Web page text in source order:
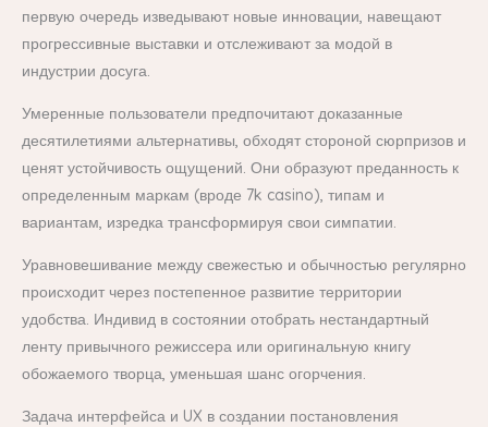
первую очередь изведывают новые инновации, навещают
прогрессивные выставки и отслеживают за модой в
индустрии досуга.
Умеренные пользователи предпочитают доказанные
десятилетиями альтернативы, обходят стороной сюрпризов и
ценят устойчивость ощущений. Они образуют преданность к
определенным маркам (вроде 7k casino), типам и
вариантам, изредка трансформируя свои симпатии.
Уравновешивание между свежестью и обычностью регулярно
происходит через постепенное развитие территории
удобства. Индивид в состоянии отобрать нестандартный
ленту привычного режиссера или оригинальную книгу
обожаемого творца, уменьшая шанс огорчения.
Задача интерфейса и UX в создании постановления